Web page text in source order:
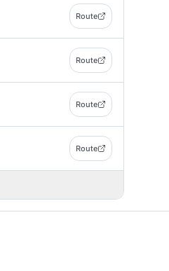
Route
Route
Route
Route